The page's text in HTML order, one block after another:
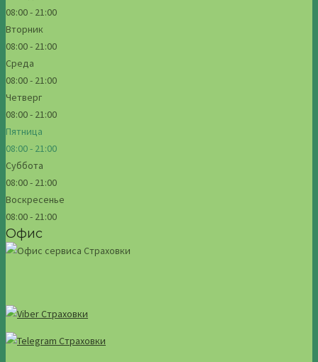
08:00 - 21:00
Вторник
08:00 - 21:00
Среда
08:00 - 21:00
Четверг
08:00 - 21:00
Пятница
08:00 - 21:00
Суббота
08:00 - 21:00
Воскресенье
08:00 - 21:00
Офис